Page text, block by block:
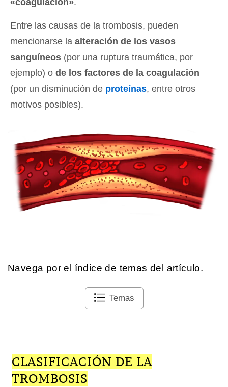
«coagulación».
Entre las causas de la trombosis, pueden
mencionarse la alteración de los vasos
sanguíneos (por una ruptura traumática, por
ejemplo) o de los factores de la coagulación
(por un disminución de proteínas, entre otros
motivos posibles).
Navega por el índice de temas del artículo.
Temas
CLASIFICACIÓN DE LA
TROMBOSIS